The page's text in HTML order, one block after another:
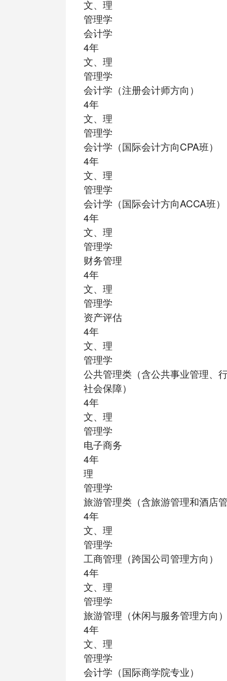
文、理
管理学
会计学
4年
文、理
管理学
会计学（注册会计师方向）
4年
文、理
管理学
会计学（国际会计方向CPA班）
4年
文、理
管理学
会计学（国际会计方向ACCA班）
4年
文、理
管理学
财务管理
4年
文、理
管理学
资产评估
4年
文、理
管理学
公共管理类（含公共事业管理、
社会保障）
4年
文、理
管理学
电子商务
4年
理
管理学
旅游管理类（含旅游管理和酒店
4年
文、理
管理学
工商管理（跨国公司管理方向）
4年
文、理
管理学
旅游管理（休闲与服务管理方向
4年
文、理
管理学
会计学（国际商学院专业）